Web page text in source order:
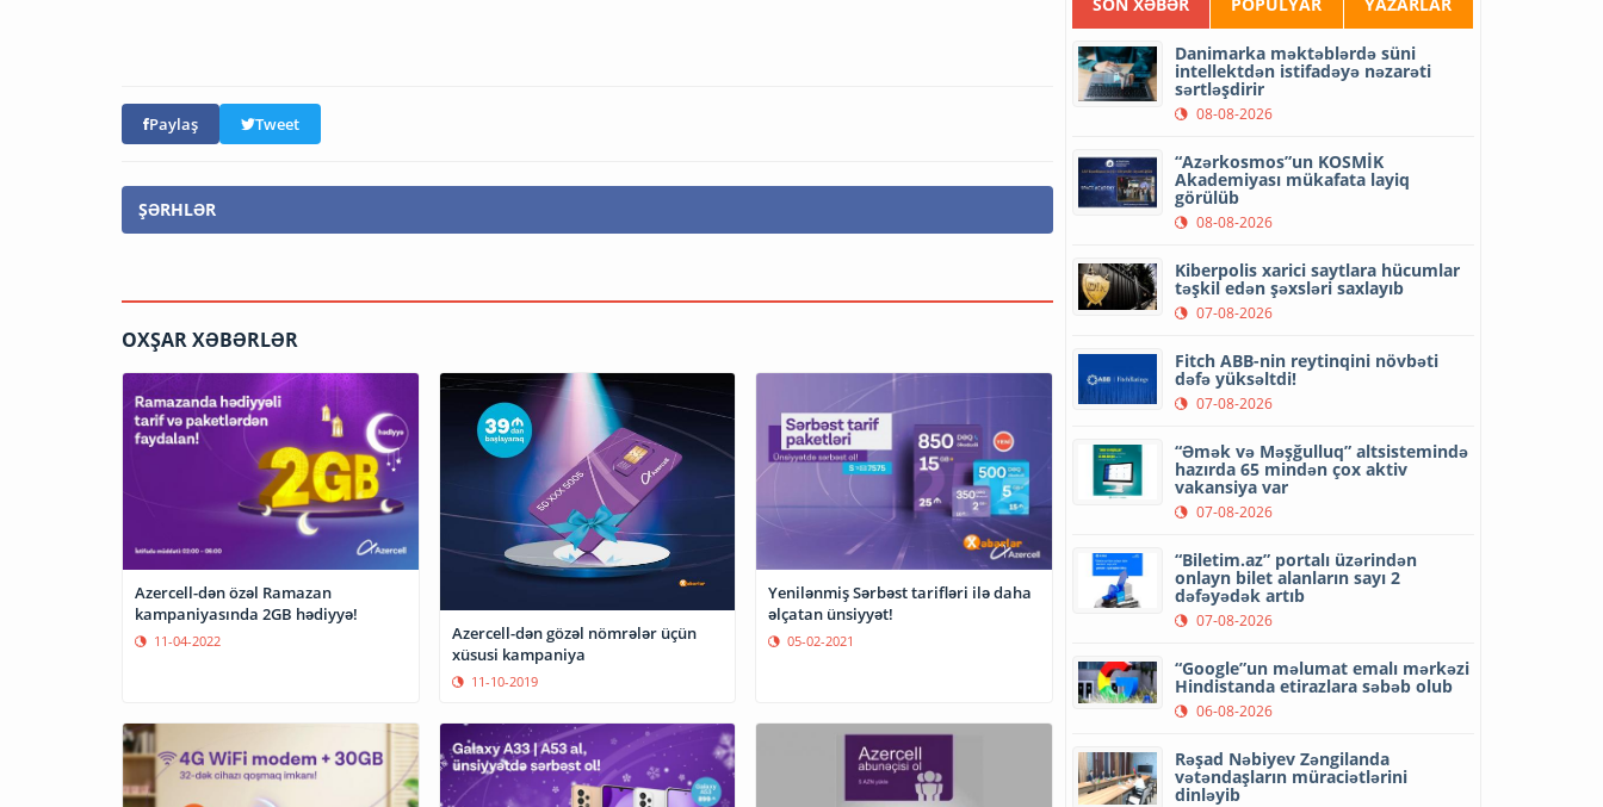
Paylaş Tweet
ŞƏRHLƏR
OXŞAR XƏBƏRLƏR
Azercell-dən özəl Ramazan
kampaniyasında 2GB hədiyyə!
11-04-2022
Azercell-dən gözəl nömrələr üçün
xüsusi kampaniya
11-10-2019
Yenilənmiş Sərbəst tarifləri ilə daha
əlçatan ünsiyyət!
05-02-2021
Danimarka məktəblərdə süni
intellektdən istifadəyə nəzarəti
sərtləşdirir
08-08-2026
“Azərkosmos”un KOSMİK
Akademiyası mükafata layiq
görülüb
08-08-2026
Kiberpolis xarici saytlara hücumlar
təşkil edən şəxsləri saxlayıb
07-08-2026
Fitch ABB-nin reytinqini növbəti
dəfə yüksəltdi!
07-08-2026
“Əmək və Məşğulluq” altsistemində
hazırda 65 mindən çox aktiv
vakansiya var
07-08-2026
“Biletim.az” portalı üzərindən
onlayn bilet alanların sayı 2
dəfəyədək artıb
07-08-2026
“Google”un məlumat emalı mərkəzi
Hindistanda etirazlara səbəb olub
06-08-2026
Rəşad Nəbiyev Zəngilanda
vətəndaşların müraciətlərini
dinləyib